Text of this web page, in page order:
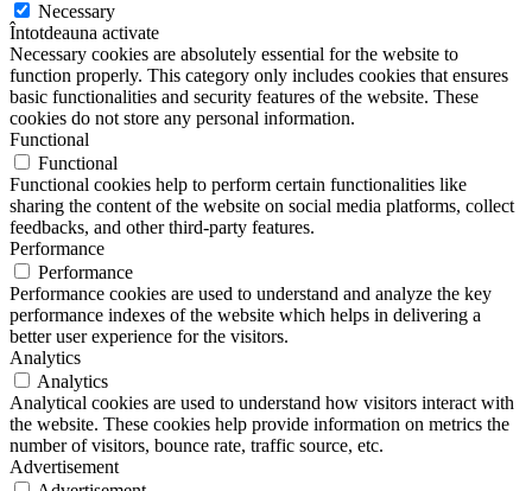
Necessary
Întotdeauna activate
Necessary cookies are absolutely essential for the website to
function properly. This category only includes cookies that ensures
basic functionalities and security features of the website. These
cookies do not store any personal information.
Functional
Functional
Functional cookies help to perform certain functionalities like
sharing the content of the website on social media platforms, collect
feedbacks, and other third-party features.
Performance
Performance
Performance cookies are used to understand and analyze the key
performance indexes of the website which helps in delivering a
better user experience for the visitors.
Analytics
Analytics
Analytical cookies are used to understand how visitors interact with
the website. These cookies help provide information on metrics the
number of visitors, bounce rate, traffic source, etc.
Advertisement